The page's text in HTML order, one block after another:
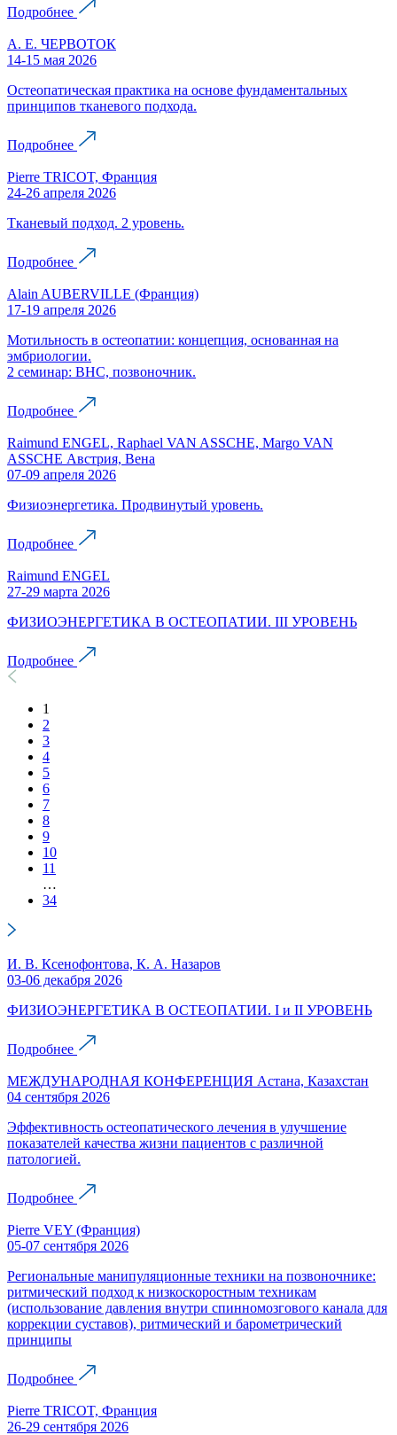
Подробнее
А. Е. ЧЕРВОТОК
14-15 мая 2026
Остеопатическая практика на основе фундаментальных
принципов тканевого подхода.
Подробнее
Pierre TRICOT, Франция
24-26 апреля 2026
Тканевый подход. 2 уровень.
Подробнее
Alain AUBERVILLE (Франция)
17-19 апреля 2026
Мотильность в остеопатии: концепция, основанная на
эмбриологии.
2 семинар: ВНС, позвоночник.
Подробнее
Raimund ENGEL, Raphael VAN ASSCHE, Margo VAN
ASSCHE Австрия, Вена
07-09 апреля 2026
Физиоэнергетика. Продвинутый уровень.
Подробнее
Raimund ENGEL
27-29 марта 2026
ФИЗИОЭНЕРГЕТИКА В ОСТЕОПАТИИ. III УРОВЕНЬ
Подробнее
1
2
3
4
5
6
7
8
9
10
11
…
34
И. В. Ксенофонтова, К. А. Назаров
03-06 декабря 2026
ФИЗИОЭНЕРГЕТИКА В ОСТЕОПАТИИ. I и II УРОВЕНЬ
Подробнее
МЕЖДУНАРОДНАЯ КОНФЕРЕНЦИЯ Астана, Казахстан
04 сентября 2026
Эффективность остеопатического лечения в улучшение
показателей качества жизни пациентов с различной
патологией.
Подробнее
Pierre VEY (Франция)
05-07 сентября 2026
Региональные манипуляционные техники на позвоночнике:
ритмический подход к низкоскоростным техникам
(использование давления внутри спинномозгового канала для
коррекции суставов), ритмический и барометрический
принципы
Подробнее
Pierre TRICOT, Франция
26-29 сентября 2026